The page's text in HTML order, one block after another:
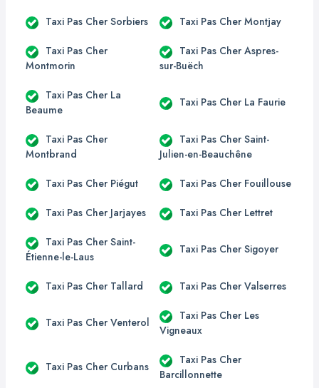
Taxi Pas Cher Sorbiers Taxi Pas Cher Montjay
Taxi Pas Cher
Montmorin
Taxi Pas Cher Aspres-
sur-Buëch
Taxi Pas Cher La
Beaume
Taxi Pas Cher La Faurie
Taxi Pas Cher
Montbrand
Taxi Pas Cher Saint-
Julien-en-Beauchêne
Taxi Pas Cher Piégut Taxi Pas Cher Fouillouse
Taxi Pas Cher Jarjayes Taxi Pas Cher Lettret
Taxi Pas Cher Saint-
Étienne-le-Laus
Taxi Pas Cher Sigoyer
Taxi Pas Cher Tallard Taxi Pas Cher Valserres
Taxi Pas Cher Venterol
Taxi Pas Cher Les
Vigneaux
Taxi Pas Cher Curbans
Taxi Pas Cher
Barcillonnette